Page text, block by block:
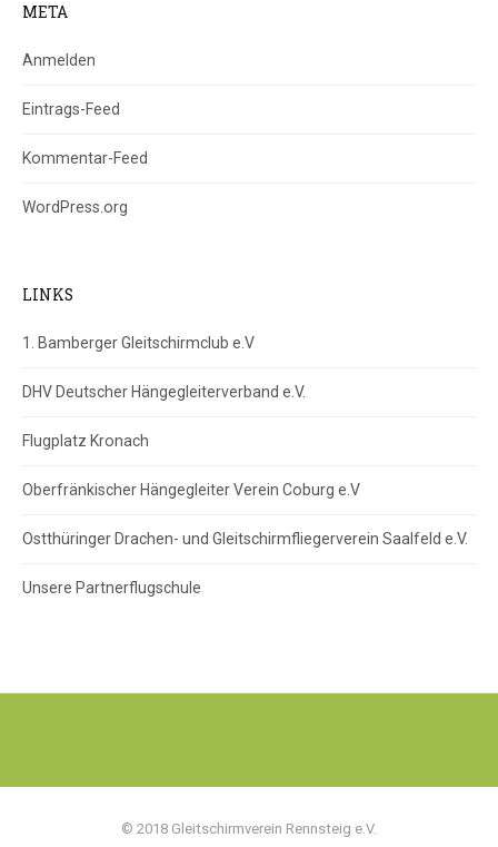
META
Anmelden
Eintrags-Feed
Kommentar-Feed
WordPress.org
LINKS
1. Bamberger Gleitschirmclub e.V
DHV Deutscher Hängegleiterverband e.V.
Flugplatz Kronach
Oberfränkischer Hängegleiter Verein Coburg e.V
Ostthüringer Drachen- und Gleitschirmfliegerverein Saalfeld e.V.
Unsere Partnerflugschule
© 2018 Gleitschirmverein Rennsteig e.V.